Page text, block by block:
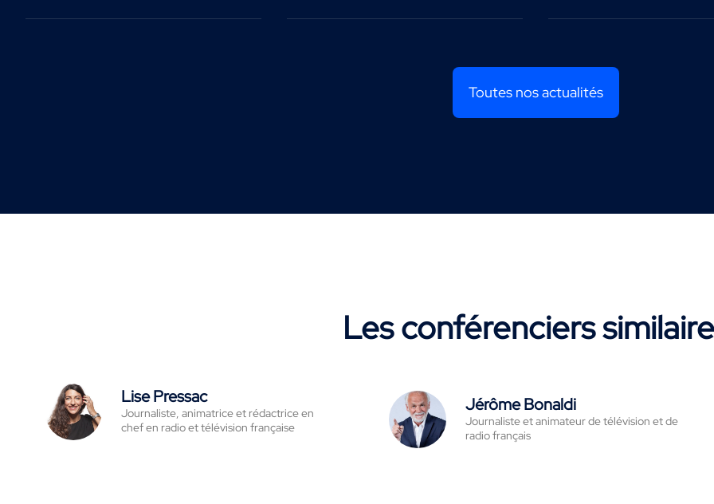
Toutes nos actualités
Les conférenciers
Lise Pressac
Journaliste, animatrice et rédactrice en
chef en radio et télévision française
Jérôme Bonaldi
Journaliste et animateur de télévision et de
radio français